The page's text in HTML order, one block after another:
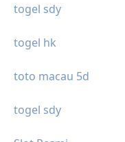
togel sdy
togel hk
toto macau 5d
togel sdy